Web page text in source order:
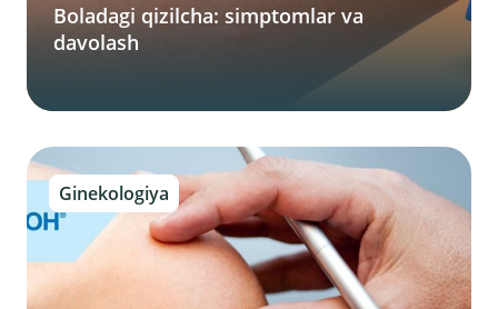
Boladagi qizilcha: simptomlar va
davolash
Ginekologiya